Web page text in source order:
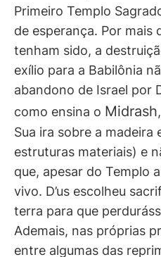
Primeiro Templo
de esperança. Por mais
tenham sido, a
exílio para a Babilônia
abandono de Israel por
como ensina o Midrash
Sua ira sobre a madeira
estruturas materiais) e
que, apesar do Templo
vivo. D’us escolheu
terra para que
Ademais, nas próprias
entre algumas das